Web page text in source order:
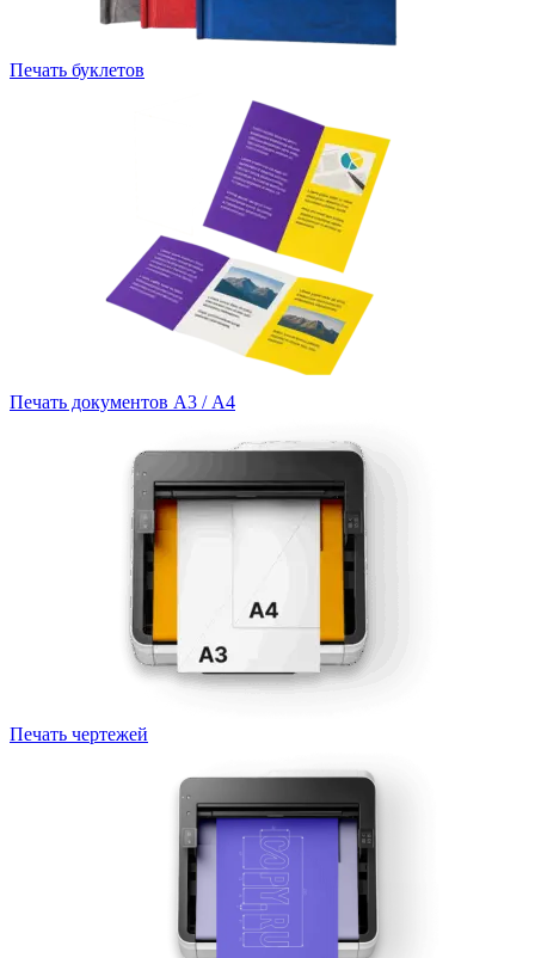
Печать буклетов
Печать документов А3 / А4
Печать чертежей